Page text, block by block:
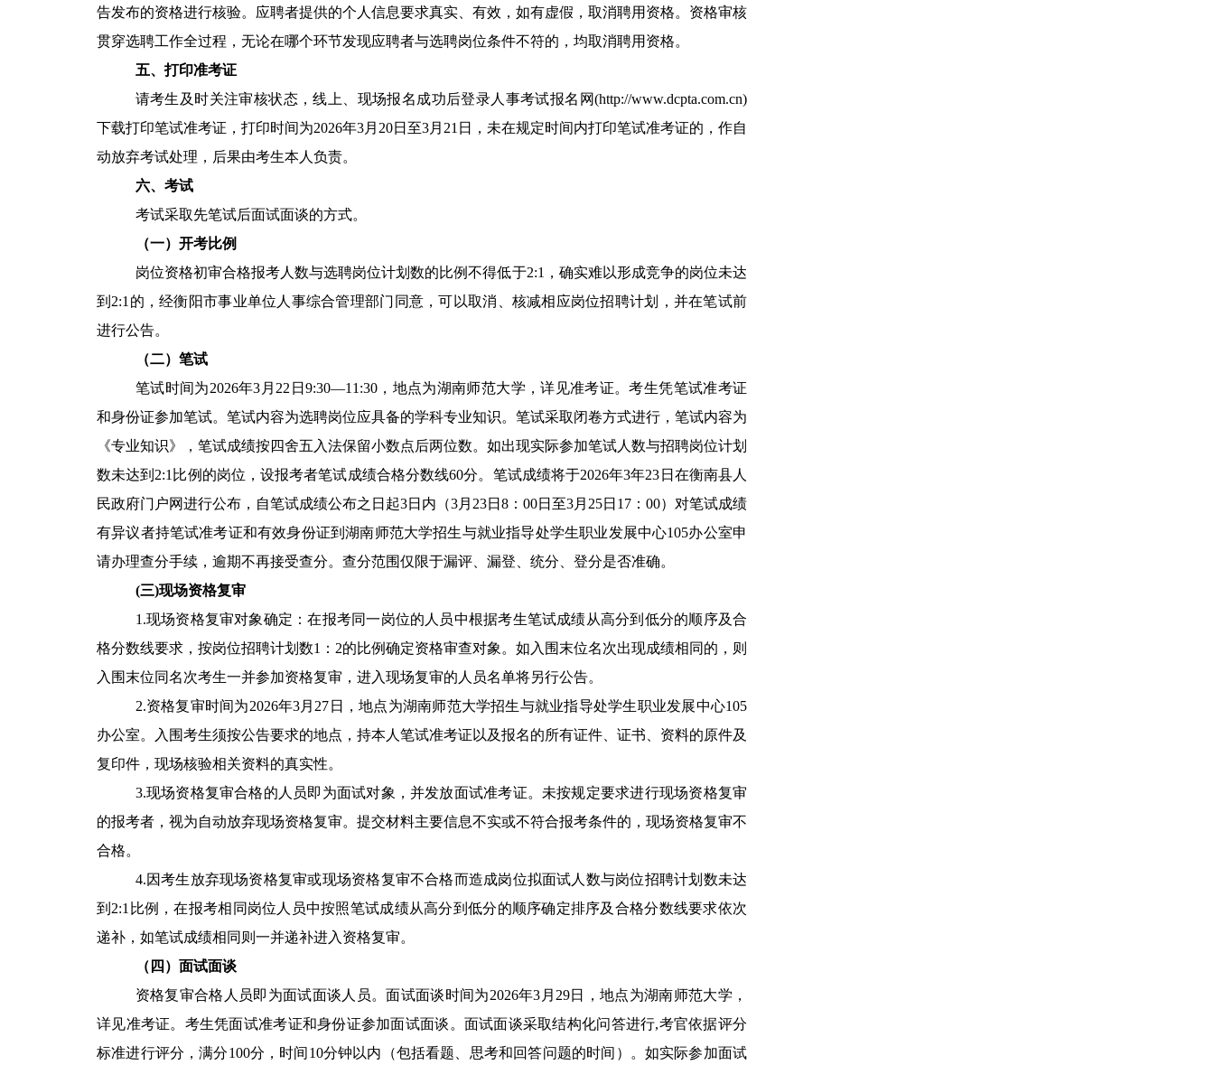
告发布的资格进行核验。应聘者提供的个人信息要求真实、有效，如有虚假，取消聘用资格。资格审核
贯穿选聘工作全过程，无论在哪个环节发现应聘者与选聘岗位条件不符的，均取消聘用资格。
五、打印准考证
请考生及时关注审核状态，线上、现场报名成功后登录人事考试报名网(http://www.dcpta.com.cn)
下载打印笔试准考证，打印时间为2026年3月20日至3月21日，未在规定时间内打印笔试准考证的，作自
动放弃考试处理，后果由考生本人负责。
六、考试
考试采取先笔试后面试面谈的方式。
（一）开考比例
岗位资格初审合格报考人数与选聘岗位计划数的比例不得低于2:1，确实难以形成竞争的岗位未达
到2:1的，经衡阳市事业单位人事综合管理部门同意，可以取消、核减相应岗位招聘计划，并在笔试前
进行公告。
（二）笔试
笔试时间为2026年3月22日9:30—11:30，地点为湖南师范大学，详见准考证。考生凭笔试准考证
和身份证参加笔试。笔试内容为选聘岗位应具备的学科专业知识。笔试采取闭卷方式进行，笔试内容为
《专业知识》，笔试成绩按四舍五入法保留小数点后两位数。如出现实际参加笔试人数与招聘岗位计划
数未达到2:1比例的岗位，设报考者笔试成绩合格分数线60分。笔试成绩将于2026年3年23日在衡南县人
民政府门户网进行公布，自笔试成绩公布之日起3日内（3月23日8：00日至3月25日17：00）对笔试成绩
有异议者持笔试准考证和有效身份证到湖南师范大学招生与就业指导处学生职业发展中心105办公室申
请办理查分手续，逾期不再接受查分。查分范围仅限于漏评、漏登、统分、登分是否准确。
(三)现场资格复审
1.现场资格复审对象确定：在报考同一岗位的人员中根据考生笔试成绩从高分到低分的顺序及合
格分数线要求，按岗位招聘计划数1：2的比例确定资格审查对象。如入围末位名次出现成绩相同的，则
入围末位同名次考生一并参加资格复审，进入现场复审的人员名单将另行公告。
2.资格复审时间为2026年3月27日，地点为湖南师范大学招生与就业指导处学生职业发展中心105
办公室。入围考生须按公告要求的地点，持本人笔试准考证以及报名的所有证件、证书、资料的原件及
复印件，现场核验相关资料的真实性。
3.现场资格复审合格的人员即为面试对象，并发放面试准考证。未按规定要求进行现场资格复审
的报考者，视为自动放弃现场资格复审。提交材料主要信息不实或不符合报考条件的，现场资格复审不
合格。
4.因考生放弃现场资格复审或现场资格复审不合格而造成岗位拟面试人数与岗位招聘计划数未达
到2:1比例，在报考相同岗位人员中按照笔试成绩从高分到低分的顺序确定排序及合格分数线要求依次
递补，如笔试成绩相同则一并递补进入资格复审。
（四）面试面谈
资格复审合格人员即为面试面谈人员。面试面谈时间为2026年3月29日，地点为湖南师范大学，
详见准考证。考生凭面试准考证和身份证参加面试面谈。面试面谈采取结构化问答进行,考官依据评分
标准进行评分，满分100分，时间10分钟以内（包括看题、思考和回答问题的时间）。如实际参加面试